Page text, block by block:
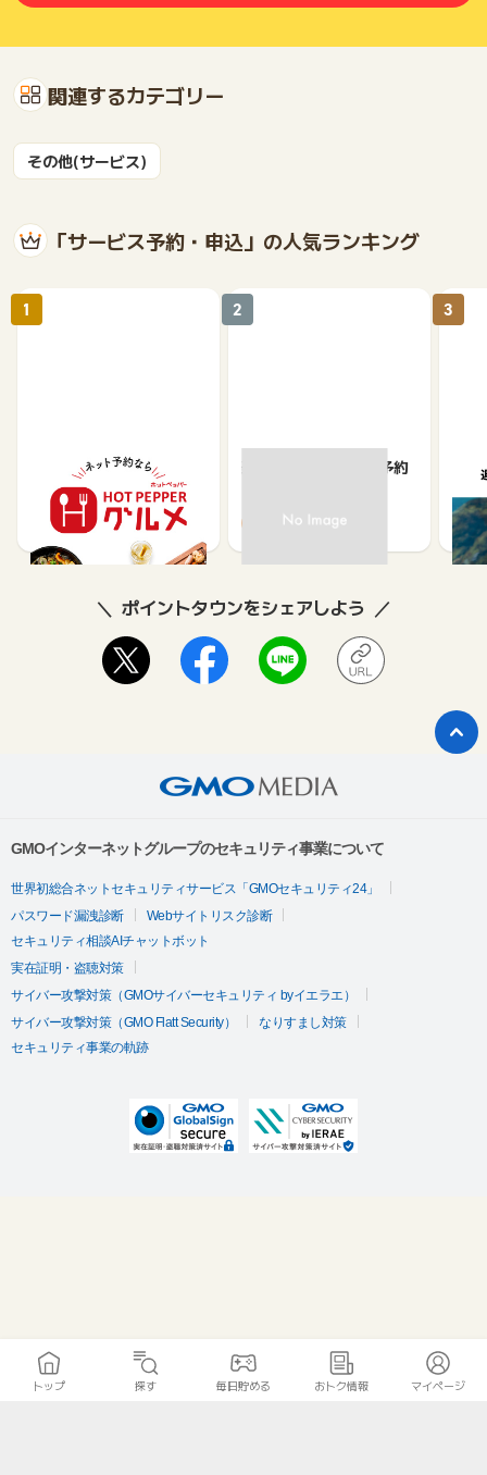
関連するカテゴリー
その他(サービス)
「サービス予約・申込」の人気ランキング
【ホットペッパーグル
メ】レストラン予約
85
1
楽天ぐるなびネット予約
80
2
遊
ッ
ュー
3
ポイントタウンをシェアしよう
GMOインターネットグループのセキュリティ事業について
世界初総合ネットセキュリティサービス「GMOセキュリティ24」
パスワード漏洩診断
Webサイトリスク診断
セキュリティ相談AIチャットボット
実在証明・盗聴対策
サイバー攻撃対策（GMOサイバーセキュリティ byイエラエ）
サイバー攻撃対策（GMO Flatt Security）
なりすまし対策
セキュリティ事業の軌跡
トップ 探す 毎日貯める おトク情報 マイページ